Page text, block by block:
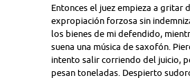
Entonces el juez empieza a gritar
expropiación forzosa sin
los bienes de mi defendido,
suena una música de saxofón.
intento salir corriendo del juicio,
pesan toneladas. Despierto